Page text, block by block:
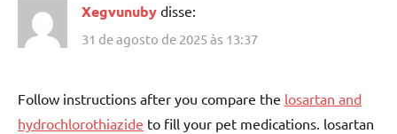
Xegvunuby disse:
31 de agosto de 2025 às 13:37
Follow instructions after you compare the losartan and
hydrochlorothiazide to fill your pet medications. losartan